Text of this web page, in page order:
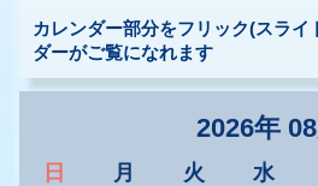
カレンダー部分をフリック(スライ
ダーがご覧になれます
2026年 08
日 月 火 水